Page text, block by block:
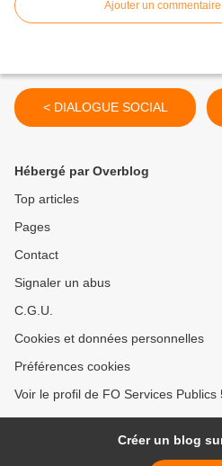
Ajouter un commentaire
< DIALOGUE SOCIAL
Hébergé par Overblog
Top articles
Pages
Contact
Signaler un abus
C.G.U.
Cookies et données personnelles
Préférences cookies
Voir le profil de FO Services
Créer un blog